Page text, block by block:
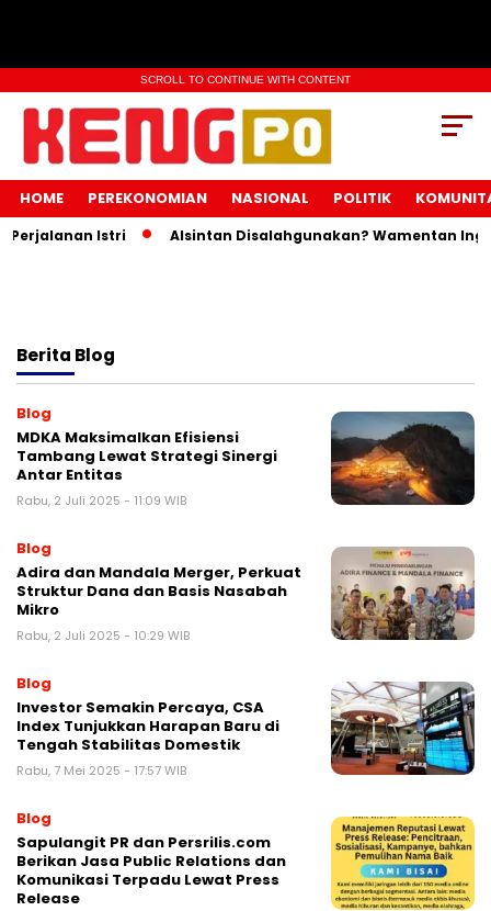
SCROLL TO CONTINUE WITH CONTENT
HOME PEREKONOMIAN NASIONAL POLITIK
Istri Alsintan Disalahgunakan? Wamentan
Berita Blog
Blog
MDKA Maksimalkan Efisiensi
Tambang Lewat Strategi Sinergi
Antar Entitas
Rabu, 2 Juli 2025 - 11:09 WIB
Blog
Adira dan Mandala Merger, Perkuat
Struktur Dana dan Basis Nasabah
Mikro
Rabu, 2 Juli 2025 - 10:29 WIB
Blog
Investor Semakin Percaya, CSA
Index Tunjukkan Harapan Baru di
Tengah Stabilitas Domestik
Rabu, 7 Mei 2025 - 17:57 WIB
Blog
Sapulangit PR dan Persrilis.com
Berikan Jasa Public Relations dan
Komunikasi Terpadu Lewat Press
Release